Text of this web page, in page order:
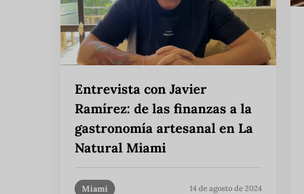
Entrevista con Javier
Ramírez: de las finanzas a la
gastronomía artesanal en La
Natural Miami
Miami 14 de agosto de 2024